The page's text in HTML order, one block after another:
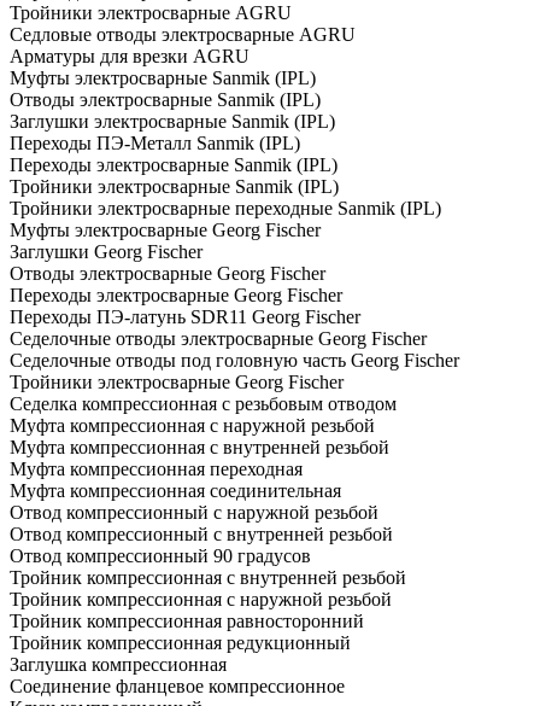
Тройники электросварные AGRU
Седловые отводы электросварные AGRU
Арматуры для врезки AGRU
Муфты электросварные Sanmik (IPL)
Отводы электросварные Sanmik (IPL)
Заглушки электросварные Sanmik (IPL)
Переходы ПЭ-Металл Sanmik (IPL)
Переходы электросварные Sanmik (IPL)
Тройники электросварные Sanmik (IPL)
Тройники электросварные переходные Sanmik (IPL)
Муфты электросварные Georg Fischer
Заглушки Georg Fischer
Отводы электросварные Georg Fischer
Переходы электросварные Georg Fischer
Переходы ПЭ-латунь SDR11 Georg Fischer
Седелочные отводы электросварные Georg Fischer
Седелочные отводы под головную часть Georg Fischer
Тройники электросварные Georg Fischer
Седелка компрессионная с резьбовым отводом
Муфта компрессионная с наружной резьбой
Муфта компрессионная с внутренней резьбой
Муфта компрессионная переходная
Муфта компрессионная соединительная
Отвод компрессионный с наружной резьбой
Отвод компрессионный с внутренней резьбой
Отвод компрессионный 90 градусов
Тройник компрессионная с внутренней резьбой
Тройник компрессионная с наружной резьбой
Тройник компрессионная равносторонний
Тройник компрессионная редукционный
Заглушка компрессионная
Соединение фланцевое компрессионное